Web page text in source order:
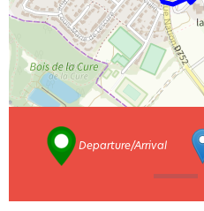
Departure/Arrival